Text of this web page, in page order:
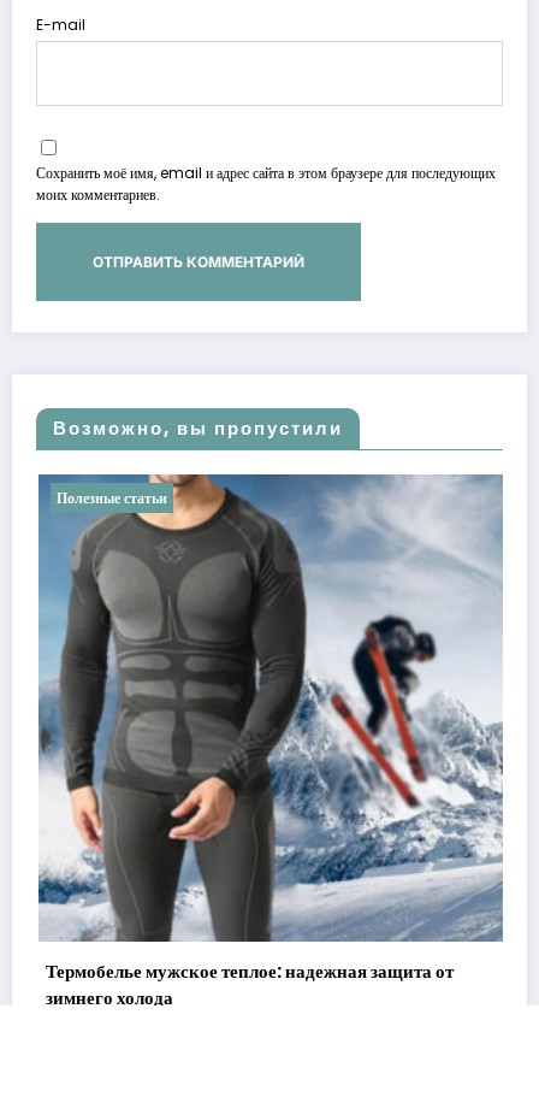
E-mail
Сохранить моё имя, email и адрес сайта в этом браузере для последующих
моих комментариев.
Возможно, вы пропустили
статьи
мужское теплое: надежная защита от
холода